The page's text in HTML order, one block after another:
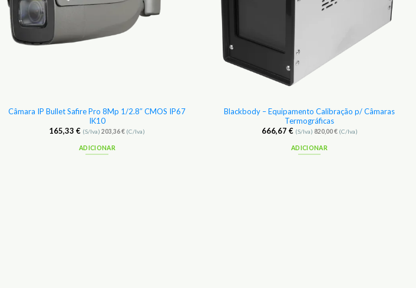
Câmara IP Bullet Safire Pro 8Mp 1/2.8″ CMOS IP67
IK10
165,33€ (S/Iva)203,36€ (C/Iva)
ADICIONAR
Blackbody – Equipamento Calibração p/ Câmaras
Termográficas
666,67 € (S/Iva) 820,00€(C/Iva)
ADICIONAR